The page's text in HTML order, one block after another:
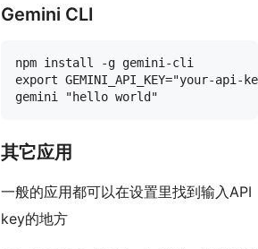
Gemini CLI
npm install -g gemini-cli
export GEMINI_API_KEY="your-api-
其它应用
一般的应用都可以在设置里找到输入API
key的地方